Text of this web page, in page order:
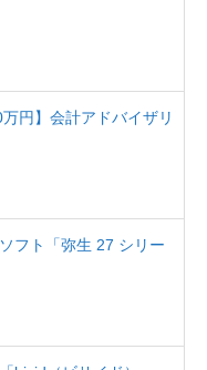
万円】会計アドバイザリ
フト「弥生 27 シリー